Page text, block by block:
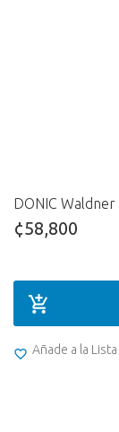
DONIC
¢58,800
Añade a la